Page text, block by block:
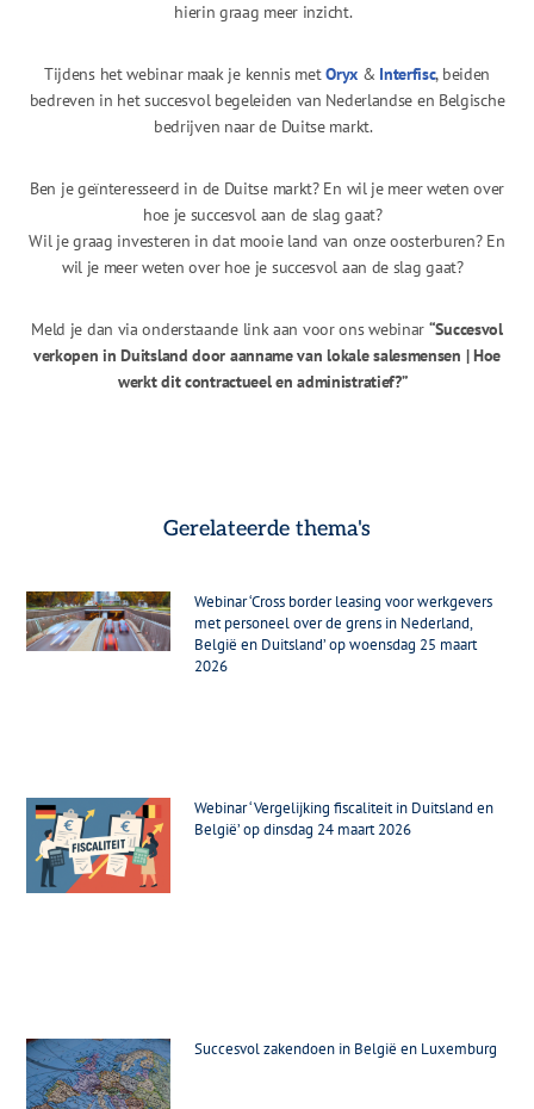
hierin graag meer inzicht.
Tijdens het webinar maak je kennis metOryx & Interfisc, beiden
bedreven in het succesvol begeleiden van Nederlandse en Belgische
bedrijven naar de Duitse markt.
Ben je geïnteresseerd in de Duitse markt? En wil je meer weten over
hoe je succesvol aan de slag gaat?
Wil je graag investeren in dat mooie land van onze oosterburen? En
wil je meer weten over hoe je succesvol aan de slag gaat?
Meld je dan via onderstaande link aan voor ons webinar “Succesvol
verkopen in Duitsland door aanname van lokale salesmensen | Hoe
werkt dit contractueel en administratief?”
Gerelateerde thema's
Webinar ‘Cross border leasing voor werkgevers
met personeel over de grens in Nederland,
België en Duitsland’ op woensdag 25 maart
2026
Webinar ‘Vergelijking fiscaliteit in Duitsland en
België’ op dinsdag 24 maart 2026
Succesvol zakendoen in België en Luxemburg